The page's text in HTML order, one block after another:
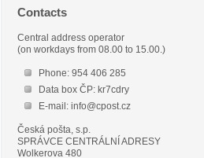
Contacts
Central address operator
(on workdays from 08.00 to 15.00.)
Phone: 954 406 285
Data box ČP: kr7cdry
E-mail: info@cpost.cz
Česká pošta, s.p.
SPRÁVCE CENTRÁLNÍ ADRESY
Wolkerova 480